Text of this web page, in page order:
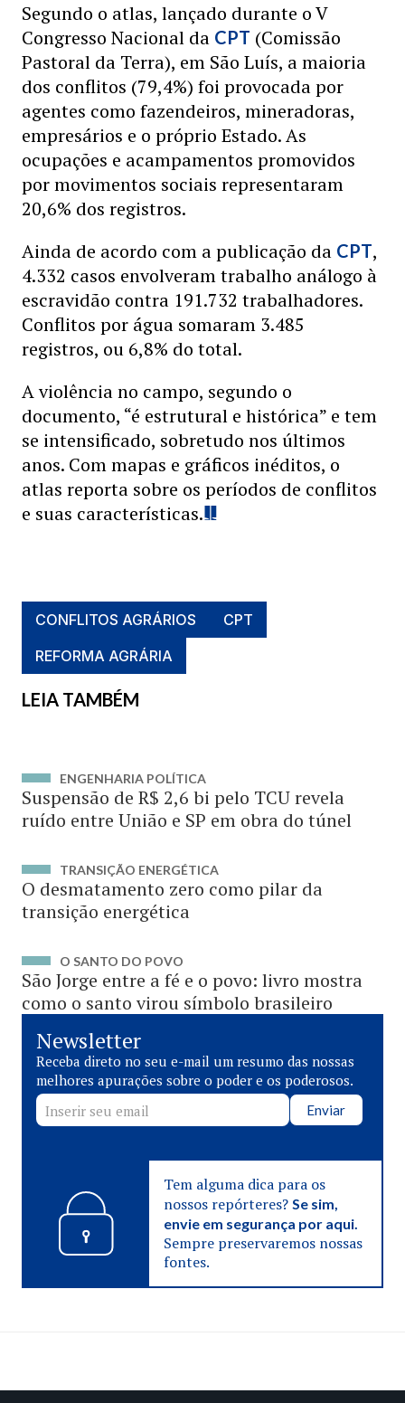
Segundo o atlas, lançado durante o V
Congresso Nacional da CPT (Comissão
Pastoral da Terra), em São Luís, a maioria
dos conflitos (79,4%) foi provocada por
agentes como fazendeiros, mineradoras,
empresários e o próprio Estado. As
ocupações e acampamentos promovidos
por movimentos sociais representaram
20,6% dos registros.
Ainda de acordo com a publicação da CPT,
4.332 casos envolveram trabalho análogo à
escravidão contra 191.732 trabalhadores.
Conflitos por água somaram 3.485
registros, ou 6,8% do total.
A violência no campo, segundo o
documento, “é estrutural e histórica” e tem
se intensificado, sobretudo nos últimos
anos. Com mapas e gráficos inéditos, o
atlas reporta sobre os períodos de conflitos
e suas características.
CONFLITOS AGRÁRIOS
CPT
REFORMA AGRÁRIA
LEIA TAMBÉM
ENGENHARIA POLÍTICA
Suspensão de R$ 2,6 bi pelo TCU revela
ruído entre União e SP em obra do túnel
TRANSIÇÃO ENERGÉTICA
O desmatamento zero como pilar da
transição energética
O SANTO DO POVO
São Jorge entre a fé e o povo: livro mostra
como o santo virou símbolo brasileiro
Newsletter
Receba direto no seu e-mail um resumo das nossas
melhores apurações sobre o poder e os poderosos.
Enviar
Tem alguma dica para os
nossos repórteres? Se sim,
envie em segurança por aqui.
Sempre preservaremos nossas
fontes.